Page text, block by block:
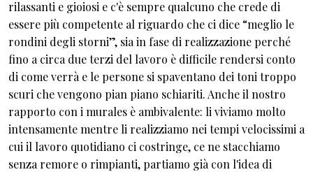
rilassanti e gioiosi e c'è sempre qualcuno che crede di
essere più competente al riguardo che ci dice “meglio le
rondini degli storni”, sia in fase di realizzazione perché
fino a circa due terzi del lavoro è difficile rendersi conto
di come verrà e le persone si spaventano dei toni troppo
scuri che vengono pian piano schiariti. Anche il nostro
rapporto con i murales è ambivalente: li viviamo molto
intensamente mentre li realizziamo nei tempi velocissimi a
cui il lavoro quotidiano ci costringe, ce ne stacchiamo
senza remore o rimpianti, partiamo già con l'idea di